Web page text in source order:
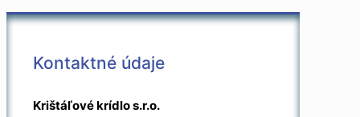
Kontaktné údaje
Krištáľové krídlo s.r.o.